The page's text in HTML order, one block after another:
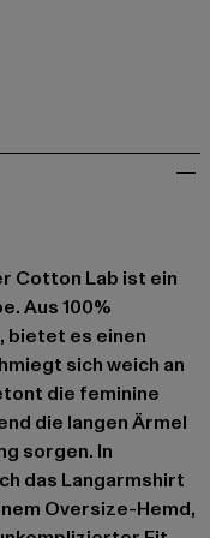
Cotton Lab ist ein
Aus 100%
bietet es einen
sich weich an
die feminine
die langen Ärmel
sorgen. In
das Langarmshirt
Oversize-Hemd,